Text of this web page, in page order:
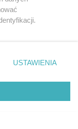
prywatności
zgody
się takiemu
USTAWIENIA